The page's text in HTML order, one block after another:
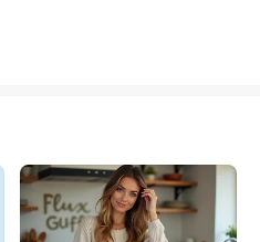
를 보면서 차장
드폰에 GPS를 들고 다니는 건 거의
에는 큰 타격을 줄 수 있겠다. 중소기
아다가, SK, LG에 선물하자는 것 밖